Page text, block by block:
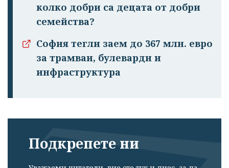
колко добри са децата от добри
семейства?
София тегли заем до 367 млн. евро
за трамваи, булеварди и
инфраструктура
Подкрепете ни